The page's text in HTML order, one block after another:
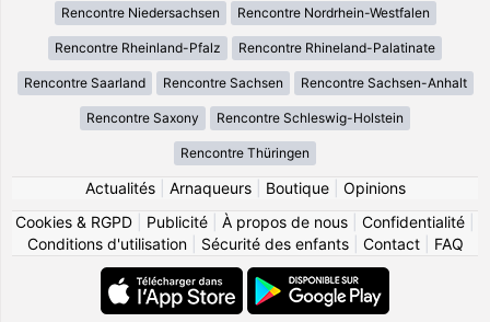
Rencontre Niedersachsen Rencontre Nordrhein-Westfalen
Rencontre Rheinland-Pfalz Rencontre Rhineland-Palatinate
Rencontre Saarland Rencontre Sachsen Rencontre Sachsen-Anhalt
Rencontre Saxony Rencontre Schleswig-Holstein
Rencontre Thüringen
Actualités| Arnaqueurs| Boutique| Opinions
Cookies & RGPD
Publicité À propos de nous Confidentialité
Conditions d'utilisation| Sécurité des enfants| Contact| FAQ